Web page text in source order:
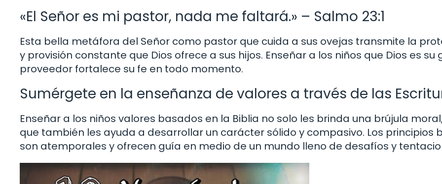
«El Señor es mi pastor, nada me faltará.» – Salmo 23:1
Esta bella metáfora del Señor como pastor que cuida a sus ovejas transmite la
y provisión constante que Dios ofrece a sus hijos. Enseñar a los niños que Dios es su
proveedor fortalece su fe en todo momento.
Sumérgete en la enseñanza de valores a través de las
Enseñar a los niños valores basados en la Biblia no solo les brinda una brújula
que también les ayuda a desarrollar un carácter sólido y compasivo. Los principios
son atemporales y ofrecen guía en medio de un mundo lleno de desafíos y